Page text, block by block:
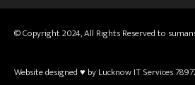
© Copyright 2024, All Rights Reserved to
Website designed ♥ by Lucknow IT Services